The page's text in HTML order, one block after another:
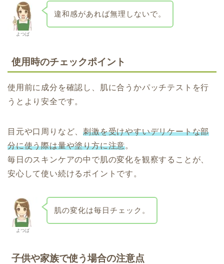
よつば
違和感があれば無理しないで。
使用時のチェックポイント
使用前に成分を確認し、肌に合うかパッチテストを行
うとより安全です。
目元や口周りなど、刺激を受けやすいデリケートな部
分に使う際は量や塗り方に注意。
毎日のスキンケアの中で肌の変化を観察することが、
安心して使い続けるポイントです。
よつば
肌の変化は毎日チェック。
子供や家族で使う場合の注意点